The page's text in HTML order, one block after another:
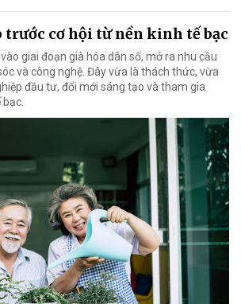
trước cơ hội từ nền kinh tế bạc
giai đoạn già hóa dân số, mở ra nhu cầu
và công nghệ. Đây vừa là thách thức, vừa
đầu tư, đổi mới sáng tạo và tham gia
bạc.